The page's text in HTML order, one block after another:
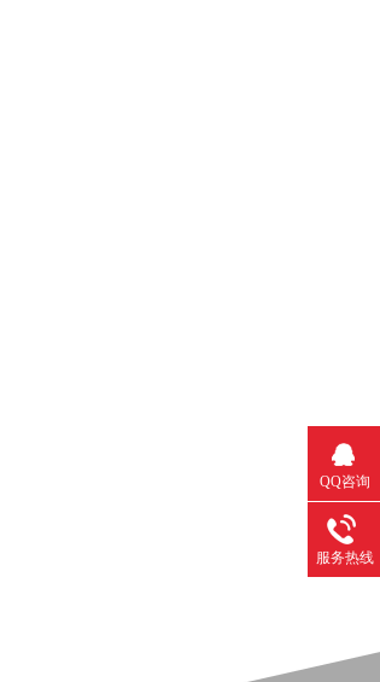
QQ咨询
服务热线